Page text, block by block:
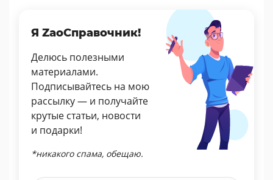
Я ZaoСправочник!
Делюсь полезными
материалами.
Подписывайтесь на мою
рассылку — и получайте
крутые статьи, новости
и подарки!
*никакого спама, обещаю.